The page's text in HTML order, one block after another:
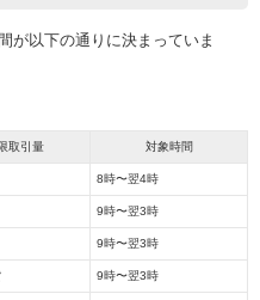
が以下の通りに決まっていま
取引量 対象時間
8時〜翌4時
9時〜翌3時
9時〜翌3時
9時〜翌3時